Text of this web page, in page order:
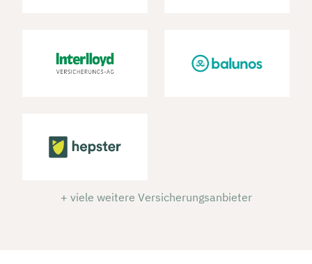
+ viele weitere Versicherungsanbieter